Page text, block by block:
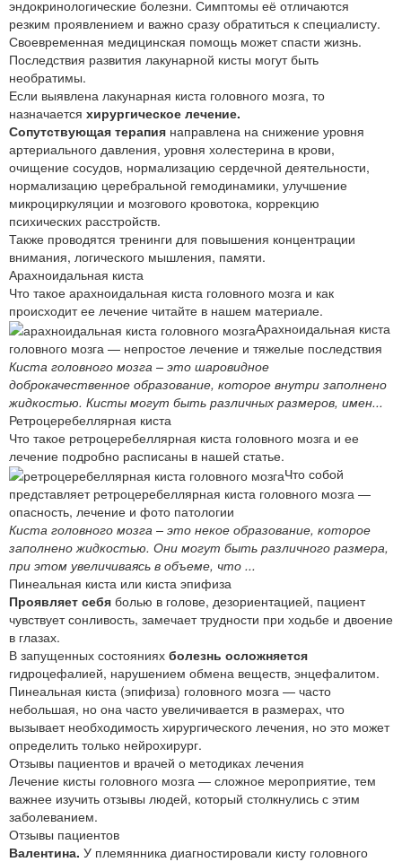
эндокринологические болезни. Симптомы её отличаются
резким проявлением и важно сразу обратиться к специалисту.
Своевременная медицинская помощь может спасти жизнь.
Последствия развития лакунарной кисты могут быть
необратимы.
Если выявлена лакунарная киста головного мозга, то
назначается хирургическое лечение.
Сопутствующая терапия направлена на снижение уровня
артериального давления, уровня холестерина в крови,
очищение сосудов, нормализацию сердечной деятельности,
нормализацию церебральной гемодинамики, улучшение
микроциркуляции и мозгового кровотока, коррекцию
психических расстройств.
Также проводятся тренинги для повышения концентрации
внимания, логического мышления, памяти.
Арахноидальная киста
Что такое арахноидальная киста головного мозга и как
происходит ее лечение читайте в нашем материале.
Арахноидальная киста
головного мозга — непростое лечение и тяжелые последствия
Киста головного мозга – это шаровидное
доброкачественное образование, которое внутри заполнено
жидкостью. Кисты могут быть различных размеров, имен...
Ретроцеребеллярная киста
Что такое ретроцеребеллярная киста головного мозга и ее
лечение подробно расписаны в нашей статье.
Что собой
представляет ретроцеребеллярная киста головного мозга —
опасность, лечение и фото патологии
Киста головного мозга – это некое образование, которое
заполнено жидкостью. Они могут быть различного размера,
при этом увеличиваясь в объеме, что ...
Пинеальная киста или киста эпифиза
Проявляет себя болью в голове, дезориентацией, пациент
чувствует сонливость, замечает трудности при ходьбе и двоение
в глазах.
В запущенных состояниях болезнь осложняется
гидроцефалией, нарушением обмена веществ, энцефалитом.
Пинеальная киста (эпифиза) головного мозга — часто
небольшая, но она часто увеличивается в размерах, что
вызывает необходимость хирургического лечения, но это может
определить только нейрохирург.
Отзывы пациентов и врачей о методиках лечения
Лечение кисты головного мозга — сложное мероприятие, тем
важнее изучить отзывы людей, который столкнулись с этим
заболеванием.
Отзывы пациентов
Валентина. У племянника диагностировали кисту головного